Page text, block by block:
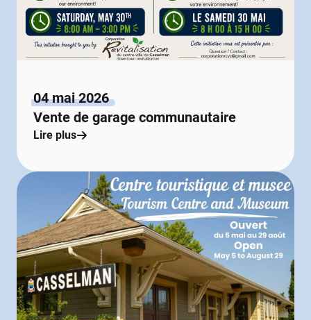
04 mai 2026
Vente de garage communautaire
Lire plus